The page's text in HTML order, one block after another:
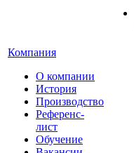
Компания
О компании
История
Производство
Референс-
лист
Обучение